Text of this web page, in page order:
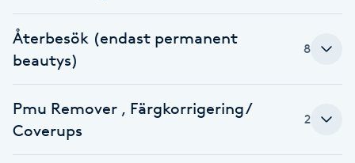
Brynformning
Brynfärgning
Brynplockning
Återbesök (endast permanent
beautys)
8
Pmu Remover , Färgkorrigering /
Coverups
2